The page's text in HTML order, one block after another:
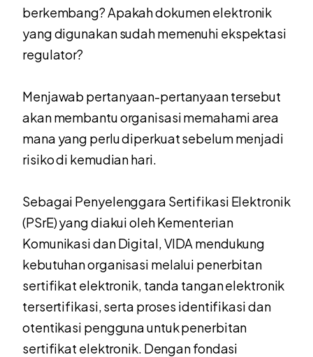
berkembang? Apakah dokumen elektronik
yang digunakan sudah memenuhi ekspektasi
regulator?
Menjawab pertanyaan-pertanyaan tersebut
akan membantu organisasi memahami area
mana yang perlu diperkuat sebelum menjadi
risiko di kemudian hari.
Sebagai Penyelenggara Sertifikasi Elektronik
(PSrE) yang diakui oleh Kementerian
Komunikasi dan Digital, VIDA mendukung
kebutuhan organisasi melalui penerbitan
sertifikat elektronik, tanda tangan elektronik
tersertifikasi, serta proses identifikasi dan
otentikasi pengguna untuk penerbitan
sertifikat elektronik. Dengan fondasi